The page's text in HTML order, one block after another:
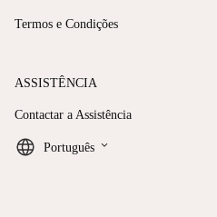
Termos e Condições
ASSISTÊNCIA
Contactar a Assistência
Português keyboard_arrow_down